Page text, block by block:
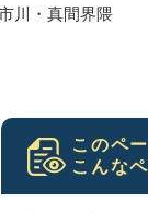
川・真間界隈
このペ
こんな